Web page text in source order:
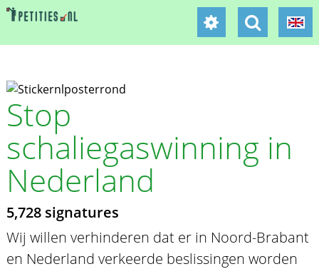
Stop
schaliegaswinning in
Nederland
5,728 signatures
Wij willen verhinderen dat er in Noord-Brabant
en Nederland verkeerde beslissingen worden